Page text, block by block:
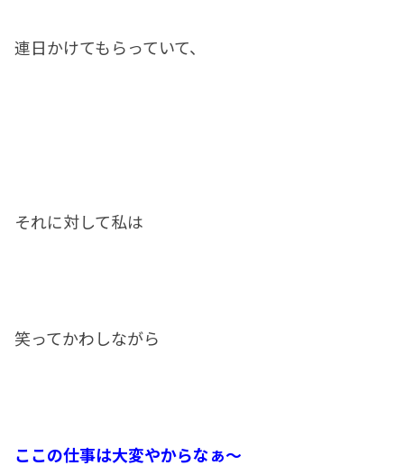
連日かけてもらっていて、
それに対して私は
笑ってかわしながら
ここの仕事は大変やからなぁ～